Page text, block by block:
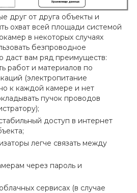
друг от друга объекты и
охват всей площади системой
в некоторых случаях
безпроводное
даст вам ряд преимуществ:
работ и материалов по
(электропитание
к каждой камере и нет
пучок проводов
доступ в интернет
легче связать между
через пароль и
сервисах (в случае